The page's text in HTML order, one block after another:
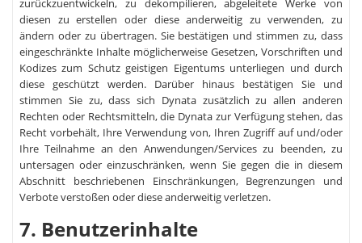
zurückzuentwickeln, zu dekompilieren, abgeleitete Werke von
diesen zu erstellen oder diese anderweitig zu verwenden, zu
ändern oder zu übertragen. Sie bestätigen und stimmen zu, dass
eingeschränkte Inhalte möglicherweise Gesetzen, Vorschriften und
Kodizes zum Schutz geistigen Eigentums unterliegen und durch
diese geschützt werden. Darüber hinaus bestätigen Sie und
stimmen Sie zu, dass sich Dynata zusätzlich zu allen anderen
Rechten oder Rechtsmitteln, die Dynata zur Verfügung stehen, das
Recht vorbehält, Ihre Verwendung von, Ihren Zugriff auf und/oder
Ihre Teilnahme an den Anwendungen/Services zu beenden, zu
untersagen oder einzuschränken, wenn Sie gegen die in diesem
Abschnitt beschriebenen Einschränkungen, Begrenzungen und
Verbote verstoßen oder diese anderweitig verletzen.
7. Benutzerinhalte